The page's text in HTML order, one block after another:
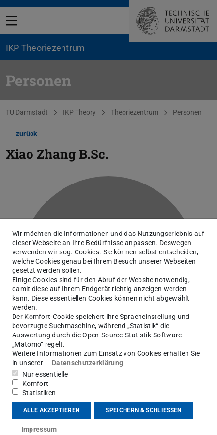
Menü öffnen
IKP Theoriezentrum
Personen
Sie befinden sich hier:
TU Darmstadt IKP Theory Theoriezentrum Personen
zurück
Xiao Zhang B.Sc.
Z
AG Martinez-Pinedo
Kontakt
xiao.zhang2@stud.tu-...
Wir möchten die Informationen und das Nutzungserlebnis auf
dieser Webseite an Ihre Bedürfnisse anpassen. Deswegen
verwenden wir sog. Cookies. Sie können selbst entscheiden,
welche Cookies genau bei Ihrem Besuch unserer Webseiten
gesetzt werden sollen.
Einige Cookies sind für den Abruf der Website notwendig,
damit diese auf Ihrem Endgerät richtig anzeigen werden
kann. Diese essentiellen Cookies können nicht abgewählt
werden.
Der Komfort-Cookie speichert Ihre Spracheinstellung und
bevorzugte Suchmaschine, während „Statistik“ die
Auswertung durch die Open-Source-Statistik-Software
„Matomo“ regelt.
Weitere Informationen zum Einsatz von Cookies erhalten Sie
in unserer
Datenschutzerklärung.
Nur essentielle
Komfort
Statistiken
ALLE AKZEPTIEREN SPEICHERN & SCHLIESSEN
Impressum